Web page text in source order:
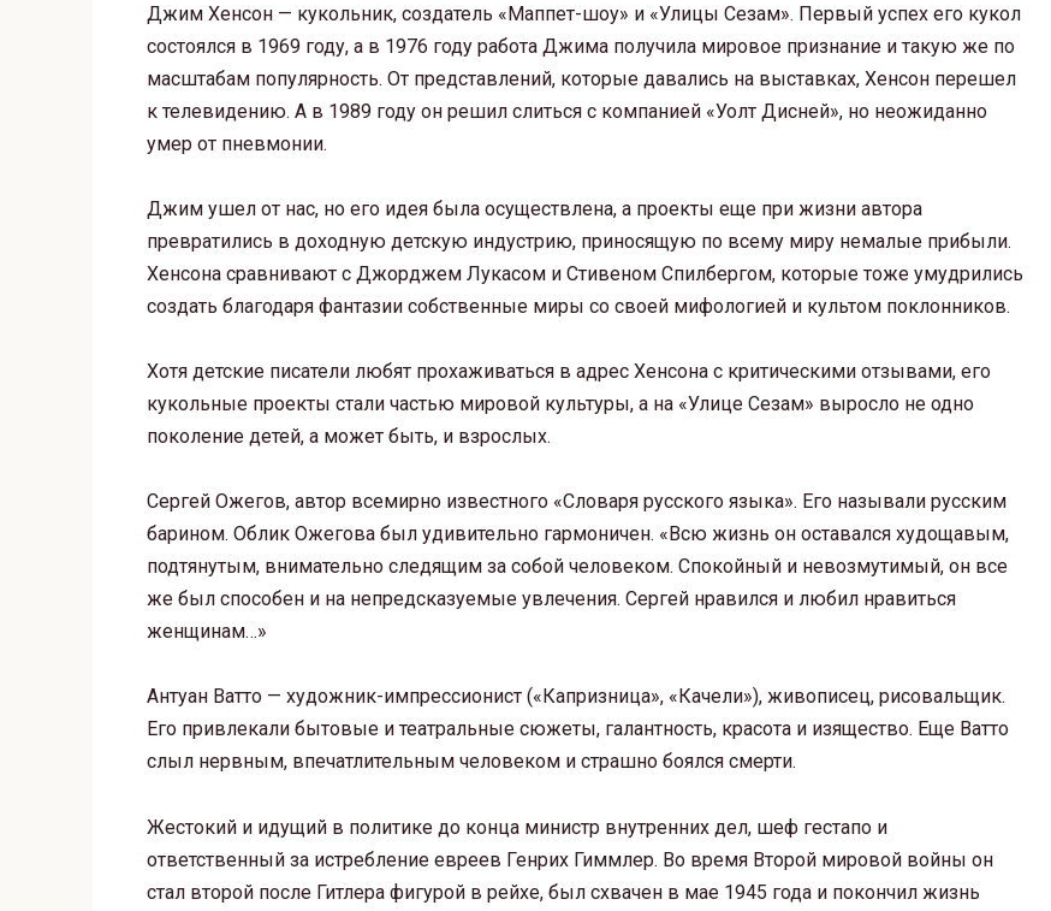
Джим Хенсон — кукольник, создатель «Маппет-шоу» и «Улицы Сезам». Первый успех его кукол
состоялся в 1969 году, а в 1976 году работа Джима получила мировое признание и такую же по
масштабам популярность. От представлений, которые давались на выставках, Хенсон перешел
к телевидению. А в 1989 году он решил слиться с компанией «Уолт Дисней», но неожиданно
умер от пневмонии.
Джим ушел от нас, но его идея была осуществлена, а проекты еще при жизни автора
превратились в доходную детскую индустрию, приносящую по всему миру немалые прибыли.
Хенсона сравнивают с Джорджем Лукасом и Стивеном Спилбергом, которые тоже умудрились
создать благодаря фантазии собственные миры со своей мифологией и культом поклонников.
Хотя детские писатели любят прохаживаться в адрес Хенсона с критическими отзывами, его
кукольные проекты стали частью мировой культуры, а на «Улице Сезам» выросло не одно
поколение детей, а может быть, и взрослых.
Сергей Ожегов, автор всемирно известного «Словаря русского языка». Его называли русским
барином. Облик Ожегова был удивительно гармоничен. «Всю жизнь он оставался худощавым,
подтянутым, внимательно следящим за собой человеком. Спокойный и невозмутимый, он все
же был способен и на непредсказуемые увлечения. Сергей нравился и любил нравиться
женщинам…»
Антуан Ватто — художник-импрессионист («Капризница», «Качели»), живописец, рисовальщик.
Его привлекали бытовые и театральные сюжеты, галантность, красота и изящество. Еще Ватто
слыл нервным, впечатлительным человеком и страшно боялся смерти.
Жестокий и идущий в политике до конца министр внутренних дел, шеф гестапо и
ответственный за истребление евреев Генрих Гиммлер. Во время Второй мировой войны он
стал второй после Гитлера фигурой в рейхе, был схвачен в мае 1945 года и покончил жизнь